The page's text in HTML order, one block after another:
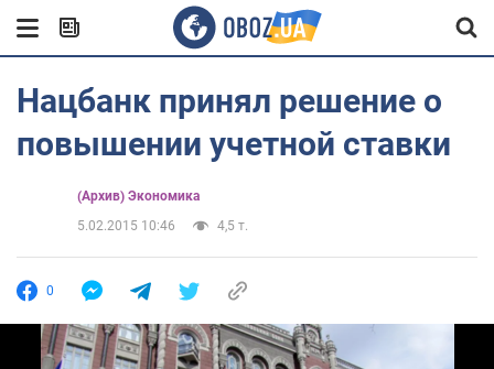
Нацбанк принял решение о
повышении учетной ставки
(Архив) Экономика
5.02.2015 10:46
4,5 т.
0